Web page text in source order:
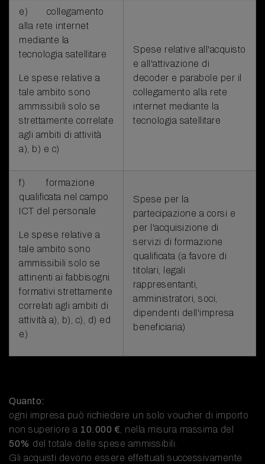
e) collegamento
alla rete internet
mediante la
tecnologia satellitare
Le spese relative a
tale ambito sono
ammissibili solo se
strettamente correlate
agli ambiti di attività
a), b) e c)
Spese relative all'acquisto
e all'attivazione di
decoder e parabole per il
collegamento alla rete
internet mediante la
tecnologia satellitare
f) formazione
qualificata nel campo
ICT del personale
Le spese relative a
tale ambito sono
ammissibili solo se
attinenti ai fabbisogni
formativi strettamente
correlati agli ambiti di
attività a), b), c), d) ed
e)
Spese per la
partecipazione a corsi e
per l'acquisizione di
servizi di formazione
qualificata (a favore di
titolari, legali
rappresentanti,
amministratori, soci,
dipendenti dell'impresa
beneficiaria)
Quanto:
ogni impresa può richiedere un solo voucher di importo
non superiore a 10.000 € , nella misura massima del
50% del totale delle spese ammissibili.
Gli acquisti devono essere effettuati successivamente